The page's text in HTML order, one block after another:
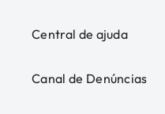
Central de ajuda
Canal de Denúncias